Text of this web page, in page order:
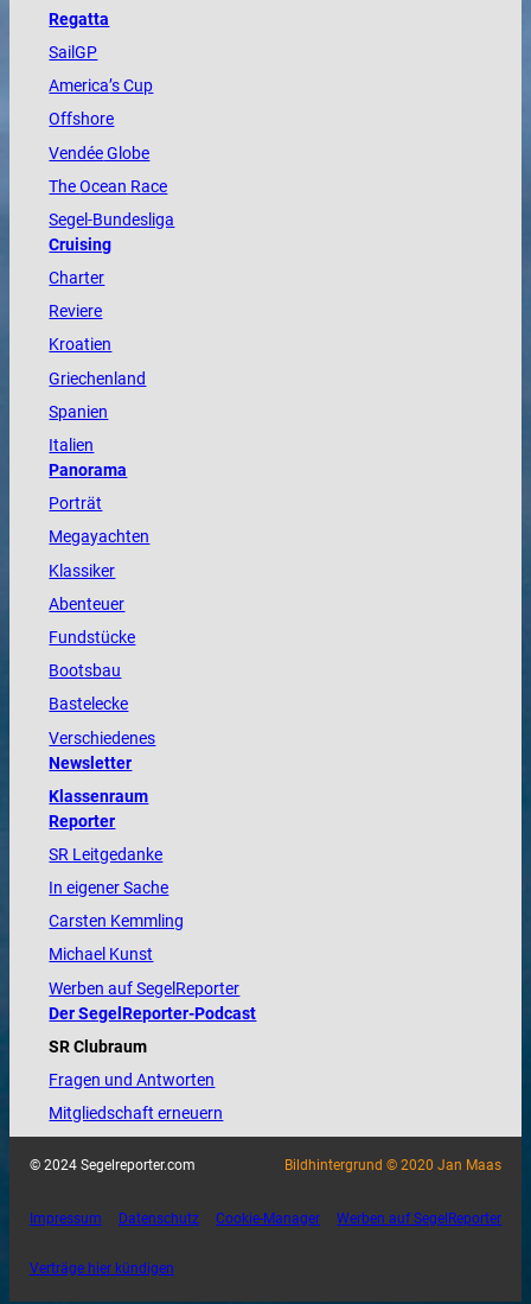
Regatta
SailGP
America’s Cup
Offshore
VendéeGlobe
TheOcean Race
Segel-Bundesliga
Cruising
Charter
Reviere
Kroatien
Griechenland
Spanien
Italien
Panorama
Porträt
Megayachten
Klassiker
Abenteuer
Fundstücke
Bootsbau
Bastelecke
Verschiedenes
Newsletter
Klassenraum
Reporter
SR Leitgedanke
In eigener Sache
Carsten Kemmling
Michael Kunst
Werben auf SegelReporter
Der SegelReporter-Podcast
SR Clubraum
Fragen und Antworten
Mitgliedschaft erneuern
© 2024 Segelreporter.com Bildhintergrund © 2020 Jan Maas
Impressum Datenschutz Cookie-Manager Werben auf SegelReporter
Verträge hier kündigen